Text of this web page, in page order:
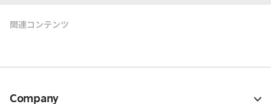
関連コンテンツ
Company